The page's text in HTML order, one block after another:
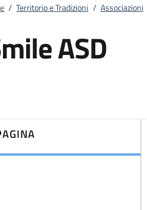
/ Territorio e Tradizioni / Associazioni
ASD